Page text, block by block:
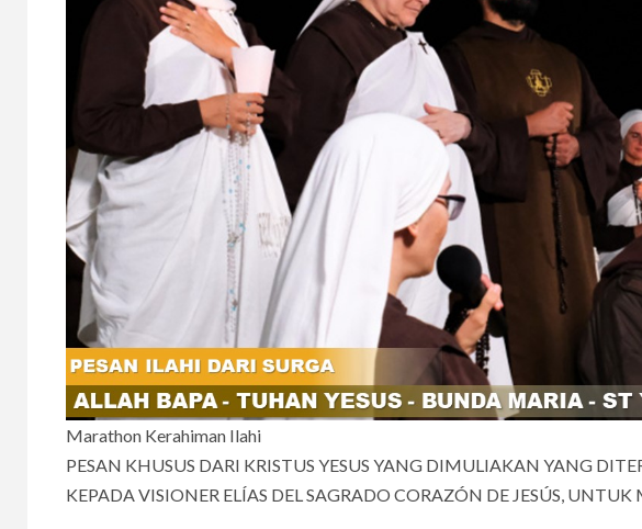
Marathon Kerahiman Ilahi
PESAN KHUSUS DARI KRISTUS YESUS YANG DIMULIAKAN YANG
KEPADA VISIONER ELÍAS DEL SAGRADO CORAZÓN DE JESÚS,